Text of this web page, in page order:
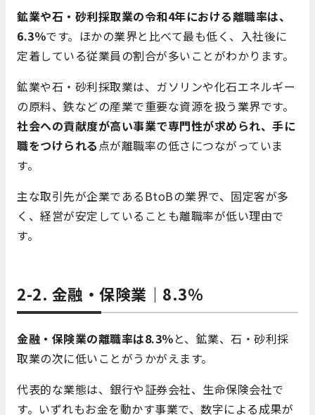
鉱業や石・砂利採取業の令和4年における離職率は、
6.3％です。ほかの業界と比べて最も低く、入社後に
定着している従業員の割合が多いことがわかります。
鉱業や石・砂利採取業は、ガソリンや化石エネルギー
の原料、鉄などの産業で重要な資源を扱う業界です。
社会への貢献度が高い事業で専門性が求められ、手に
職をつけられる 点が離職率の低さにつながっていま
す。
主な取引先が企業であるBtoBの業界で、固定客が多
く、経営が安定していることも離職率が低い理由で
す。
2-2. 金融・保険業｜8.3％
金融・保険業の離職率は8.3％と、鉱業、石・砂利採
取業の次に低いことがうかがえます。
代表的な業態は、銀行や証券会社、生命保険会社で
す。いずれもお金を動かす事業で、数字による成果が